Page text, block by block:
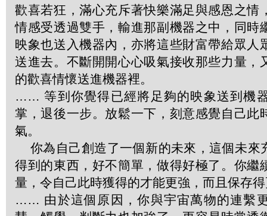
歡喜若狂，滿心充斥著快樂滿足與感恩之情
情感受透過雙手，輸進那副機器之中，同時
映象也送入機器內，亦將這些財富帶給眾人
送進去。不斷開開心心吸氣接收那些力量，
的歡喜情懷送進機器裡。
…… 等到你覺得已經將足夠的映象送到機
掌，退後一步。放鬆一下，刻意感覺自己此
氣。
你為自己創造了一個新的未來，這個未來
得到的東西，好不簡單，做得好極了。你繼
量，令自己此時獲得的才能更強，而且保存
…… 由於這個原因，你與宇宙萬物的連繫